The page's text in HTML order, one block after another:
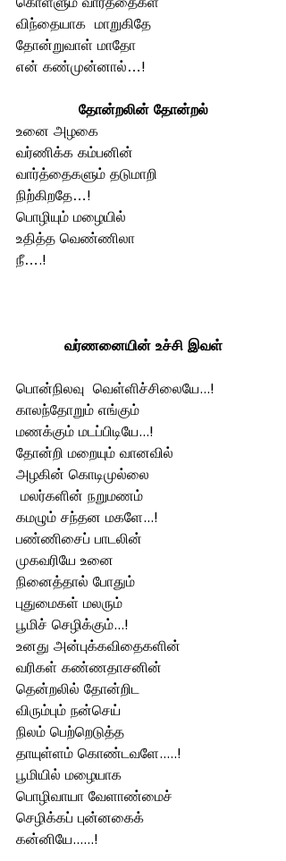
விந்தையாக  மாறுகிதே
தோன்றுவாள் மாதோ
என் கண்முன்னால்…!
தோன்றலின் தோன்றல்
உனை அழகை
வர்ணிக்க கம்பனின்
வார்த்தைகளும் தடுமாறி
நிற்கிறதே…!
பொழியும் மழையில்
உதித்த வெண்ணிலா
நீ….!
வர்ணனையின் உச்சி இவள்
பொன்நிலவு  வெள்ளிச்சிலையே...!
காலந்தோறும் எங்கும்
மணக்கும் மடப்பிடியே...!
தோன்றி மறையும் வானவில்
அழகின் கொடிமுல்லை
மலர்களின் நறுமணம்
கமழும் சந்தன மகளே...!
பண்ணிசைப் பாடலின்
முகவரியே உனை
நினைத்தால் போதும்
புதுமைகள் மலரும்
பூமிச் செழிக்கும்...!
உனது அன்புக்கவிதைகளின்
வரிகள் கண்ணதாசனின்
தென்றலில் தோன்றிட
விரும்பும் நன்செய்
நிலம் பெற்றெடுத்த
தாயுள்ளம் கொண்டவளே.....!
பூமியில் மழையாக
பொழிவாயா வேளாண்மைச்
செழிக்கப் புன்னகைக்
கன்னியே......!